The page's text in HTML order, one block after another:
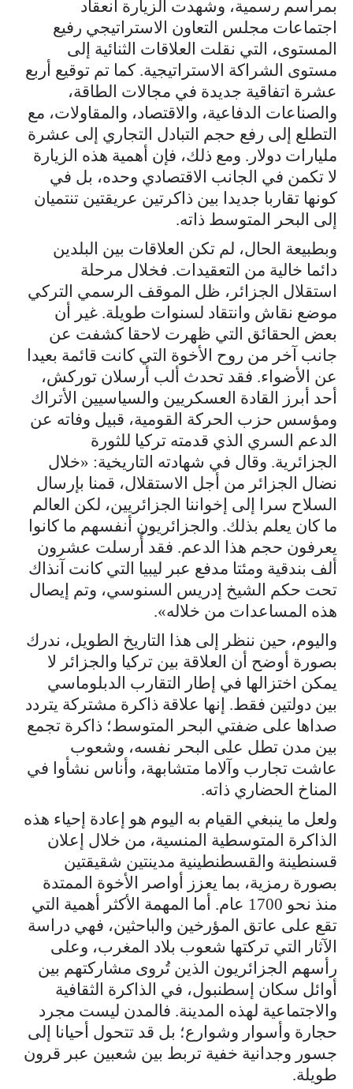
بمراسم رسمية، وشهدت الزيارة انعقاد
اجتماعات مجلس التعاون الاستراتيجي رفيع
المستوى، التي نقلت العلاقات الثنائية إلى
مستوى الشراكة الاستراتيجية. كما تم توقيع أربع
عشرة اتفاقية جديدة في مجالات الطاقة،
والصناعات الدفاعية، والاقتصاد، والمقاولات، مع
التطلع إلى رفع حجم التبادل التجاري إلى عشرة
مليارات دولار. ومع ذلك، فإن أهمية هذه الزيارة
لا تكمن في الجانب الاقتصادي وحده، بل في
كونها تقاربا جديدا بين ذاكرتين عريقتين تنتميان
إلى البحر المتوسط ذاته.
وبطبيعة الحال، لم تكن العلاقات بين البلدين
دائما خالية من التعقيدات. فخلال مرحلة
استقلال الجزائر، ظل الموقف الرسمي التركي
موضع نقاش وانتقاد لسنوات طويلة. غير أن
بعض الحقائق التي ظهرت لاحقا كشفت عن
جانب آخر من روح الأخوة التي كانت قائمة بعيدا
عن الأضواء. فقد تحدث ألب أرسلان توركش،
أحد أبرز القادة العسكريين والسياسيين الأتراك
ومؤسس حزب الحركة القومية، قبيل وفاته عن
الدعم السري الذي قدمته تركيا للثورة
الجزائرية. وقال في شهادته التاريخية: «خلال
نضال الجزائر من أجل الاستقلال، قمنا بإرسال
السلاح سرا إلى إخواننا الجزائريين، لكن العالم
ما كان يعلم بذلك. والجزائريون أنفسهم ما كانوا
يعرفون حجم هذا الدعم. فقد أُرسلت عشرون
ألف بندقية ومئتا مدفع عبر ليبيا التي كانت آنذاك
تحت حكم الشيخ إدريس السنوسي، وتم إيصال
هذه المساعدات من خلاله».
واليوم، حين ننظر إلى هذا التاريخ الطويل، ندرك
بصورة أوضح أن العلاقة بين تركيا والجزائر لا
يمكن اختزالها في إطار التقارب الدبلوماسي
بين دولتين فقط. إنها علاقة ذاكرة مشتركة يتردد
صداها على ضفتي البحر المتوسط؛ ذاكرة تجمع
بين مدن تطل على البحر نفسه، وشعوب
عاشت تجارب وآلاما متشابهة، وأناس نشأوا في
المناخ الحضاري ذاته.
ولعل ما ينبغي القيام به اليوم هو إعادة إحياء هذه
الذاكرة المتوسطية المنسية، من خلال إعلان
قسنطينة والقسطنطينية مدينتين شقيقتين
بصورة رمزية، بما يعزز أواصر الأخوة الممتدة
منذ نحو 1700 عام. أما المهمة الأكثر أهمية التي
تقع على عاتق المؤرخين والباحثين، فهي دراسة
الآثار التي تركتها شعوب بلاد المغرب، وعلى
رأسهم الجزائريون الذين تُروى مشاركتهم بين
أوائل سكان إسطنبول، في الذاكرة الثقافية
والاجتماعية لهذه المدينة. فالمدن ليست مجرد
حجارة وأسوار وشوارع؛ بل قد تتحول أحيانا إلى
جسور وجدانية خفية تربط بين شعبين عبر قرون
طويلة.